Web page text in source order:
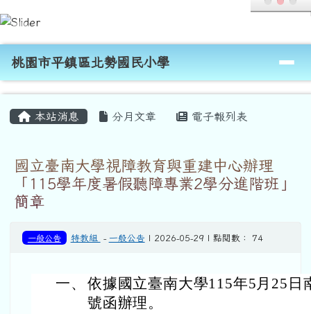
跳至主內容區
桃園市平鎮區北勢國民小學
導覽列
桃園市平鎮區北勢國民小學
本站消息 分月文章 電子報列表
國立臺南大學視障教育與重建中心辦理
「115學年度暑假聽障專業2學分進階班」
簡章
一般公告 特教組 - 一般公告 | 2026-05-29 | 點閱數： 74
一、 依據國立臺南大學115年5月25日
號函辦理。